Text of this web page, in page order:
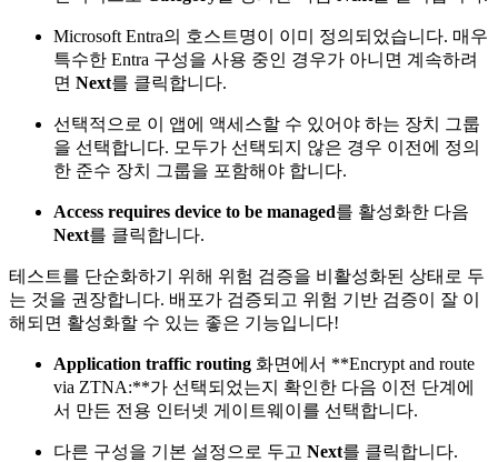
Microsoft Entra의 호스트명이 이미 정의되었습니다. 매우
특수한 Entra 구성을 사용 중인 경우가 아니면 계속하려
면 Next를 클릭합니다.
선택적으로 이 앱에 액세스할 수 있어야 하는 장치 그룹
을 선택합니다. 모두가 선택되지 않은 경우 이전에 정의
한 준수 장치 그룹을 포함해야 합니다.
Access requires device to be managed를 활성화한 다음
Next를 클릭합니다.
테스트를 단순화하기 위해 위험 검증을 비활성화된 상태로 두
는 것을 권장합니다. 배포가 검증되고 위험 기반 검증이 잘 이
해되면 활성화할 수 있는 좋은 기능입니다!
Application traffic routing 화면에서 **Encrypt and route
via ZTNA:**가 선택되었는지 확인한 다음 이전 단계에
서 만든 전용 인터넷 게이트웨이를 선택합니다.
다른 구성을 기본 설정으로 두고 Next를 클릭합니다.